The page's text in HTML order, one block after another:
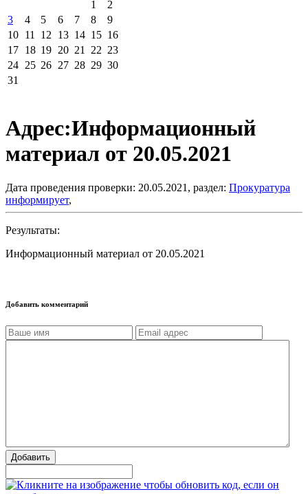
1
2
3
4 5 6 7 8
9
10 11 12 13 14 15 16
17 18 19 20 21 22 23
24 25 26 27 28 29 30
31
Адрес:Информационный
материал от 20.05.2021
Дата проведения проверки: 20.05.2021, раздел: Прокуратура
информирует,
Результаты:
Информационный материал от 20.05.2021
Добавить комментарий
Добавить